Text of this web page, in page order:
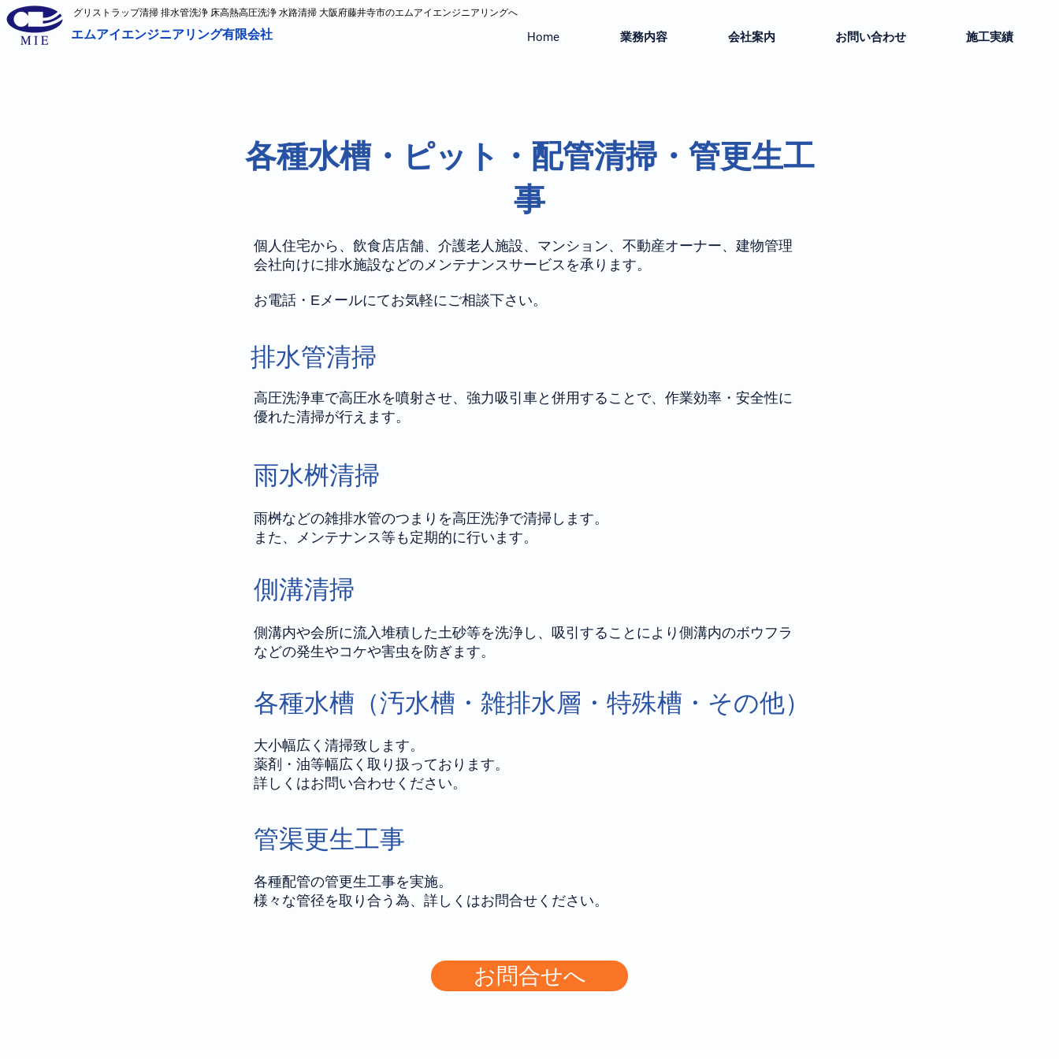
エムアイエンジニアリング有限会社
グリストラップ清掃 排水管洗浄 床高熱高圧洗浄 水路清掃 大阪府藤井寺市のエムアイエンジニアリングへ
Home 業務内容 会社案内 お問い合わせ 施工実績
各種水槽・ピット・配管清掃・管更生工
事
個人住宅から、飲食店店舗、介護老人施設、マンション、不動産オーナー、建物管理
会社向けに排水施設などのメンテナンスサービスを承ります。
お電話・Eメールにてお気軽にご相談下さい。
排水管清掃
高圧洗浄車で高圧水を噴射させ、強力吸引車と併用することで、作業効率・安全性に
優れた清掃が行えます。
雨水桝清掃
雨桝などの雑排水管のつまりを高圧洗浄で清掃します。
また、メンテナンス等も定期的に行います。
側溝清掃
側溝内や会所に流入堆積した土砂等を洗浄し、吸引することにより側溝内のボウフラ
などの発生やコケや害虫を防ぎます。
​各種水槽（汚水槽・雑排水層・特殊槽・その他）
大小幅広く清掃致します。
薬剤・油等幅広く取り扱っております。
​詳しくはお問い合わせください。
管渠更生工事
各種配管の管更生工事を実施。
様々な管径を取り合う為、詳しくはお問合せください。
お問合せへ